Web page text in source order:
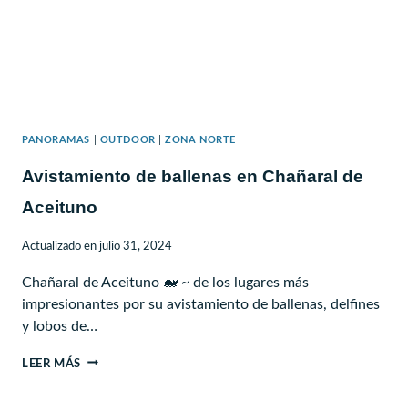
PANORAMAS OUTDOOR |ZONA NORTE
Avistamiento de ballenas en Chañaral de
Aceituno
Actualizado en julio 31, 2024
Chañaral de Aceituno 🐋 ~ de los lugares más
impresionantes por su avistamiento de ballenas, delfines
y lobos de…
LEER MÁS AVISTAMIENTO